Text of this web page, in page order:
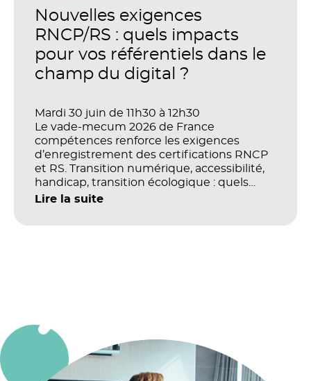
investissements sur les compétences, la
productivité et la performance des
Nouvelles exigences
RNCP/RS : quels impacts
pour vos référentiels dans le
champ du digital ?
Mardi 30 juin de 11h30 à 12h30
Le vade-mecum 2026 de France
compétences renforce les exigences
d’enregistrement des certifications RNCP
et RS. Transition numérique, accessibilité,
handicap, transition écologique : quels
impacts concrets pour les référentiels dans
Lire la suite